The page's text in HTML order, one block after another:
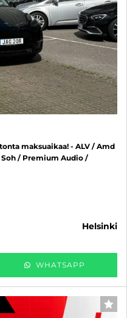
maksuaikaa! - ALV / Amd
Soh / Premium Audio /
helsinki
WHATSAPP